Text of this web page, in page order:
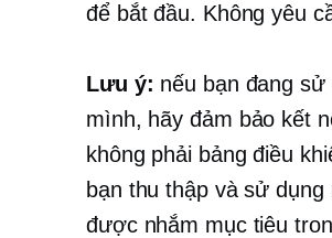
để bắt đầu. Không yêu
Lưu ý: nếu bạn đang sử
mình, hãy đảm bảo kết
không phải bảng điều
bạn thu thập và sử
được nhắm mục tiêu